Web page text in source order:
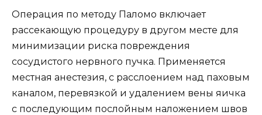
Операция по методу Паломо включает
рассекающую процедуру в другом месте для
минимизации риска повреждения
сосудистого нервного пучка. Применяется
местная анестезия, с расслоением над паховым
каналом, перевязкой и удалением вены яичка
с последующим послойным наложением швов